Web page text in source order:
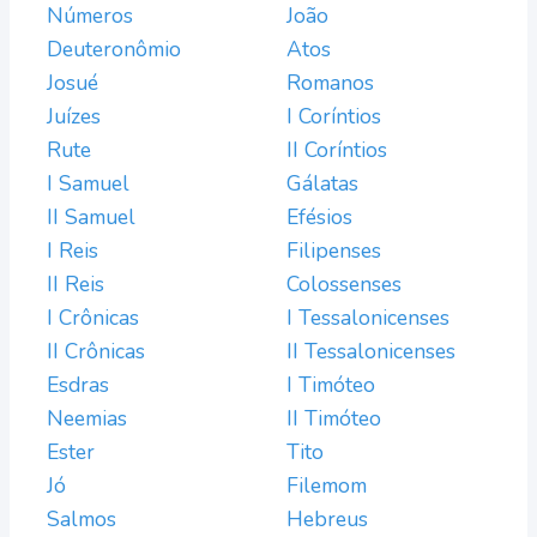
Números
Deuteronômio
Josué
Juízes
Rute
I Samuel
II Samuel
I Reis
II Reis
I Crônicas
II Crônicas
Esdras
Neemias
Ester
Jó
Salmos
João
Atos
Romanos
I Coríntios
II Coríntios
Gálatas
Efésios
Filipenses
Colossenses
I Tessalonicenses
II Tessalonicenses
I Timóteo
II Timóteo
Tito
Filemom
Hebreus